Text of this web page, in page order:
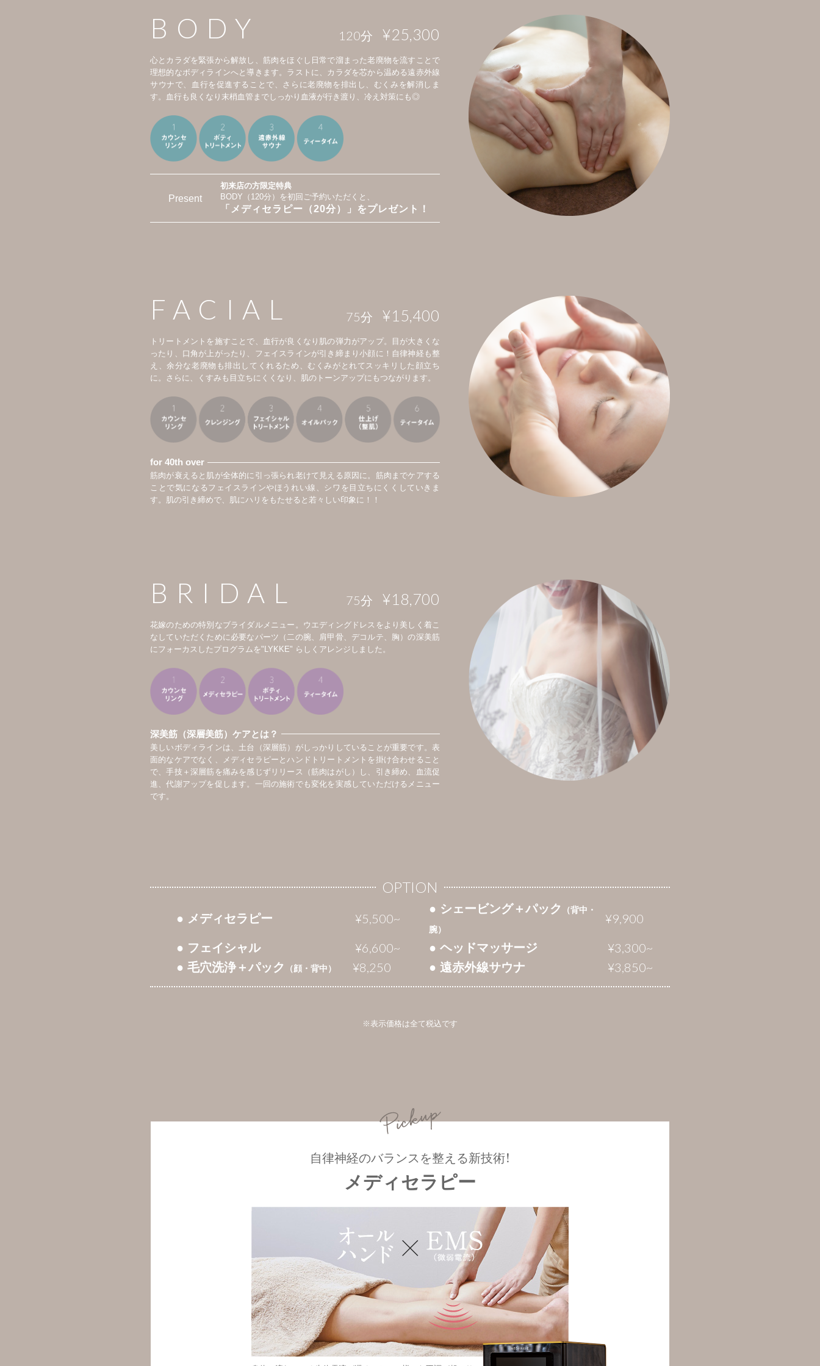
BODY 120分 ¥25,300
心とカラダを緊張から解放し、筋肉をほぐし日常で溜まった老廃物を流すことで
理想的なボディラインへと導きます。ラストに、カラダを芯から温める遠赤外線
サウナで、血行を促進することで、さらに老廃物を排出し、むくみを解消しま
す。血行も良くなり末梢血管までしっかり血液が行き渡り、冷え対策にも◎
Present
初来店の方限定特典
BODY（120分）を初回ご予約いただくと、
「メディセラピー（20分）」をプレゼント！
FACIAL 75分 ¥15,400
トリートメントを施すことで、血行が良くなり肌の弾力がアップ。目が大きくな
ったり、口角が上がったり、フェイスラインが引き締まり小顔に！自律神経も整
え、余分な老廃物も排出してくれるため、むくみがとれてスッキリした顔立ち
に。さらに、くすみも目立ちにくくなり、肌のトーンアップにもつながります。
for 40th over
筋肉が衰えると肌が全体的に引っ張られ老けて見える原因に。筋肉までケアする
ことで気になるフェイスラインやほうれい線、シワを目立ちにくくしていきま
す。肌の引き締めで、肌にハリをもたせると若々しい印象に！！
BRIDAL 75分 ¥18,700
花嫁のための特別なブライダルメニュー。ウエディングドレスをより美しく着こ
なしていただくために必要なパーツ（二の腕、肩甲骨、デコルテ、胸）の深美筋
にフォーカスしたプログラムを"LYKKE" らしくアレンジしました。
深美筋（深層美筋）ケアとは？
美しいボディラインは、土台（深層筋）がしっかりしていることが重要です。表
面的なケアでなく、メディセラピーとハンドトリートメントを掛け合わせること
で、手技＋深層筋を痛みを感じずリリース（筋肉はがし）し、引き締め、血流促
進、代謝アップを促します。一回の施術でも変化を実感していただけるメニュー
です。
OPTION
● メディセラピー ¥5,500~
● シェービング＋パック
（背中・
腕）
¥9,900
● フェイシャル ¥6,600~ ● ヘッドマッサージ ¥3,300~
● 毛穴洗浄＋パック （顔・背中） ¥8,250 ● 遠赤外線サウナ ¥3,850~
※表示価格は全て税込です
メディセラピー
自律神経のバランスを整える新技術！